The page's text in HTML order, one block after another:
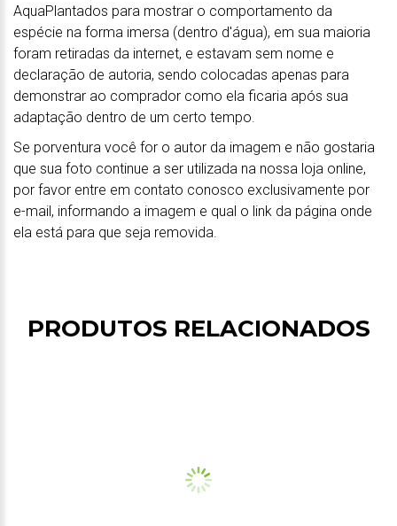
AquaPlantados para mostrar o comportamento da
espécie na forma imersa (dentro d'água), em sua maioria
foram retiradas da internet, e estavam sem nome e
declaração de autoria, sendo colocadas apenas para
demonstrar ao comprador como ela ficaria após sua
adaptação dentro de um certo tempo.
Se porventura você for o autor da imagem e não gostaria
que sua foto continue a ser utilizada na nossa loja online,
por favor entre em contato conosco exclusivamente por
e-mail, informando a imagem e qual o link da página onde
ela está para que seja removida.
PRODUTOS RELACIONADOS